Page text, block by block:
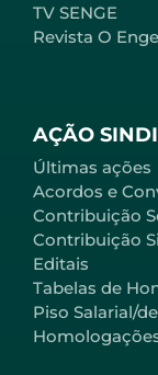
AÇÃO
Últimas ações
Acordos e
Contribuição
Contribuição
Editais
Tabelas de
Piso Salarial/
TV SENGE
Revista O